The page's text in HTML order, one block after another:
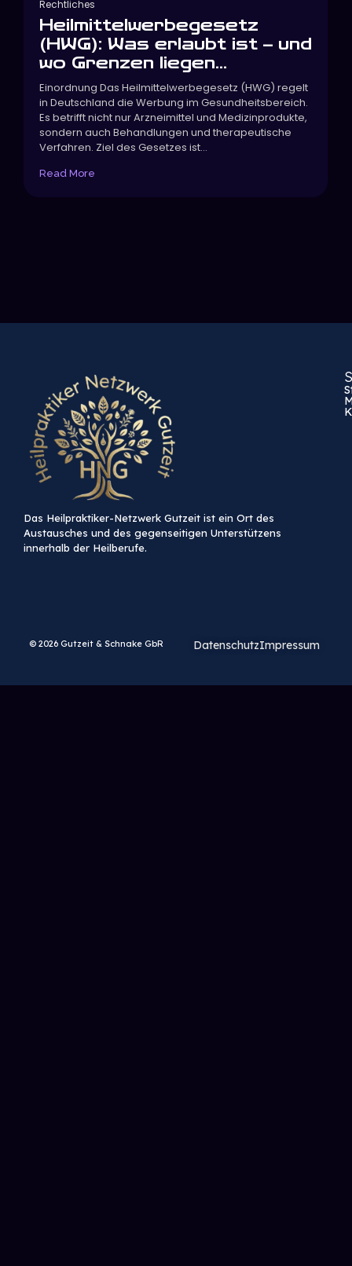
Rechtliches
Heilmittelwerbegesetz
(HWG): Was erlaubt ist – und
wo Grenzen liegen...
Einordnung Das Heilmittelwerbegesetz (HWG) regelt
in Deutschland die Werbung im Gesundheitsbereich.
Es betrifft nicht nur Arzneimittel und Medizinprodukte,
sondern auch Behandlungen und therapeutische
Verfahren. Ziel des Gesetzes ist...
Read More
Das Heilpraktiker-Netzwerk Gutzeit ist ein Ort des
Austausches und des gegenseitigen Unterstützens
innerhalb der Heilberufe.
© 2026 Gutzeit & Schnake GbR DatenschutzImpressum